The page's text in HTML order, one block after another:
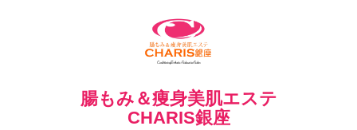
腸もみ＆痩身美肌エステ
CHARIS銀座